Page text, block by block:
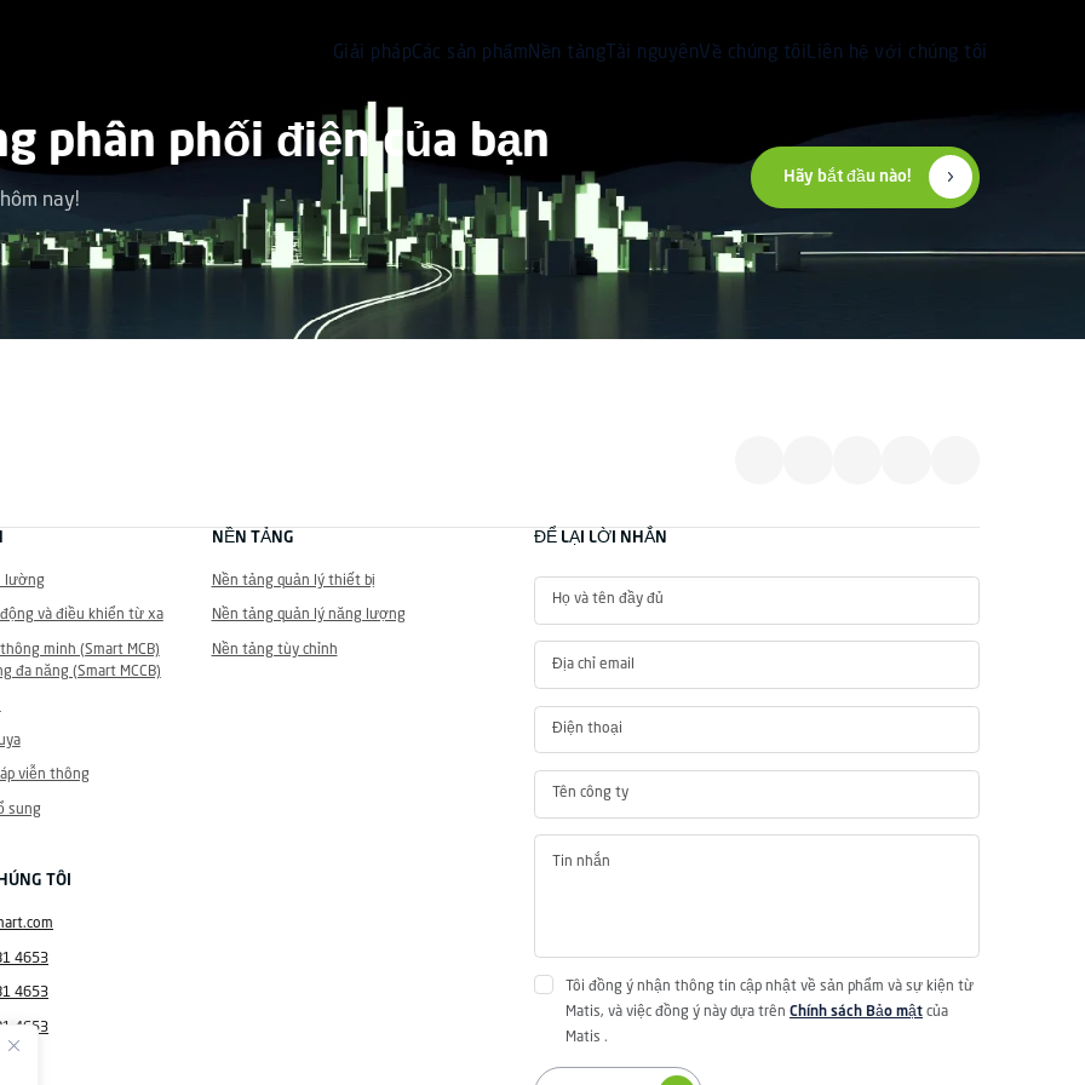
Giải phápCác sản phẩmNền tảng Tài nguyênVề chúng tôi Liên hệ với chúng tôi
phân phối điện của bạn
nay!
Hãy bắt đầu nào!
lường
và điều khiển từ xa
minh (Smart MCB)
đa năng (Smart MCCB)
viễn thông
sung
NỀN TẢNG
Nền tảng quản lý thiết bị
Nền tảng quản lý năng lượng
Nền tảng tùy chỉnh
TÔI
4653
4653
4653
ĐỂ LẠI LỜI NHẮN
Tôi đồng ý nhận thông tin cập nhật về sản phẩm và sự kiện từ
Matis, và việc đồng ý này dựa trên Chính sách Bảo mật của
Matis .